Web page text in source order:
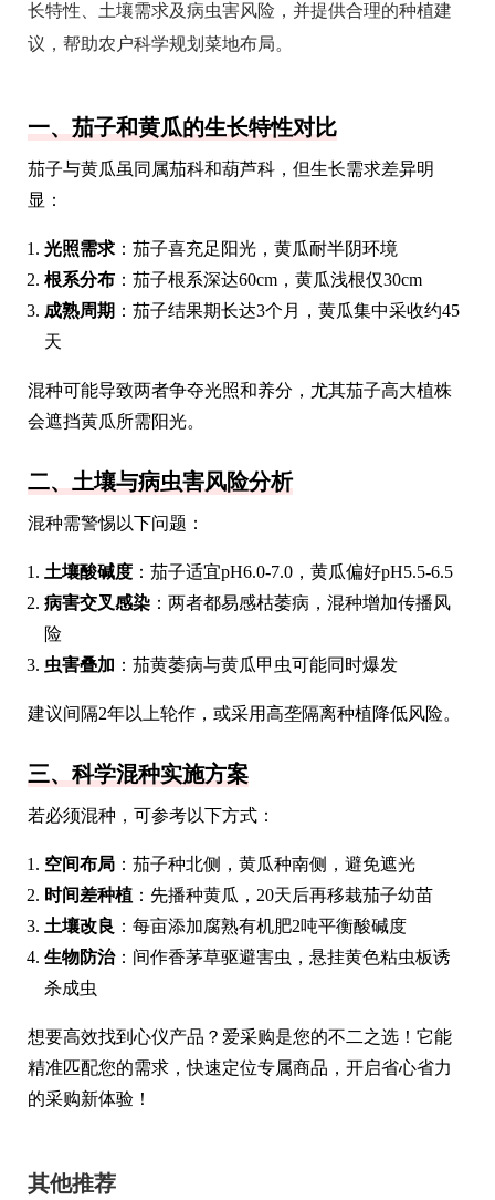
长特性、土壤需求及病虫害风险，并提供合理的种植建
议，帮助农户科学规划菜地布局。
一、茄子和黄瓜的生长特性对比
茄子与黄瓜虽同属茄科和葫芦科，但生长需求差异明
显：
光照需求 ：茄子喜充足阳光，黄瓜耐半阴环境
根系分布 ：茄子根系深达60cm，黄瓜浅根仅30cm
成熟周期 ：茄子结果期长达3个月，黄瓜集中采收约45
天
混种可能导致两者争夺光照和养分，尤其茄子高大植株
会遮挡黄瓜所需阳光。
二、土壤与病虫害风险分析
混种需警惕以下问题：
土壤酸碱度 ：茄子适宜pH6.0-7.0，黄瓜偏好pH5.5-6.5
病害交叉感染 ：两者都易感枯萎病，混种增加传播风
险
虫害叠加 ：茄黄萎病与黄瓜甲虫可能同时爆发
建议间隔2年以上轮作，或采用高垄隔离种植降低风险。
三、科学混种实施方案
若必须混种，可参考以下方式：
空间布局 ：茄子种北侧，黄瓜种南侧，避免遮光
时间差种植 ：先播种黄瓜，20天后再移栽茄子幼苗
土壤改良 ：每亩添加腐熟有机肥2吨平衡酸碱度
生物防治：间作香茅草驱避害虫，悬挂黄色粘虫板诱
杀成虫
想要高效找到心仪产品？爱采购是您的不二之选！它能
精准匹配您的需求，快速定位专属商品，开启省心省力
的采购新体验！
其他推荐